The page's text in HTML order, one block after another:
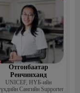
Отгонбаатар
Ренчинханд
UNIСЕF, НҮБ-ийн
Сангийн Supporter